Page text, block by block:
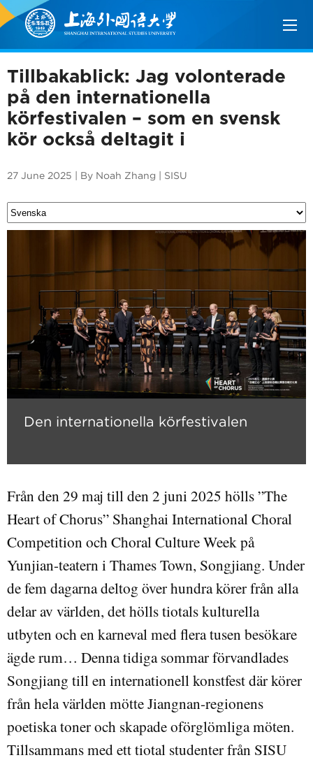
Tillbakablick: Jag volonterade
på den internationella
körfestivalen – som en svensk
kör också deltagit i
27 June 2025 | By Noah Zhang | SISU
Den internationella körfestivalen
Från den 29 maj till den 2 juni 2025 hölls ”The
Heart of Chorus” Shanghai International Choral
Competition och Choral Culture Week på
Yunjian-teatern i Thames Town, Songjiang. Under
de fem dagarna deltog över hundra körer från alla
delar av världen, det hölls tiotals kulturella
utbyten och en karneval med flera tusen besökare
ägde rum… Denna tidiga sommar förvandlades
Songjiang till en internationell konstfest där körer
från hela världen mötte Jiangnan-regionens
poetiska toner och skapade oförglömliga möten.
Tillsammans med ett tiotal studenter från SISU